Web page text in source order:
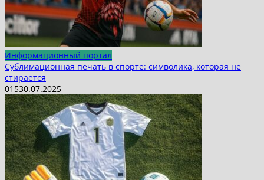
Информационный портал
Сублимационная печать в спорте: символика, которая не
стирается
01530.07.2025